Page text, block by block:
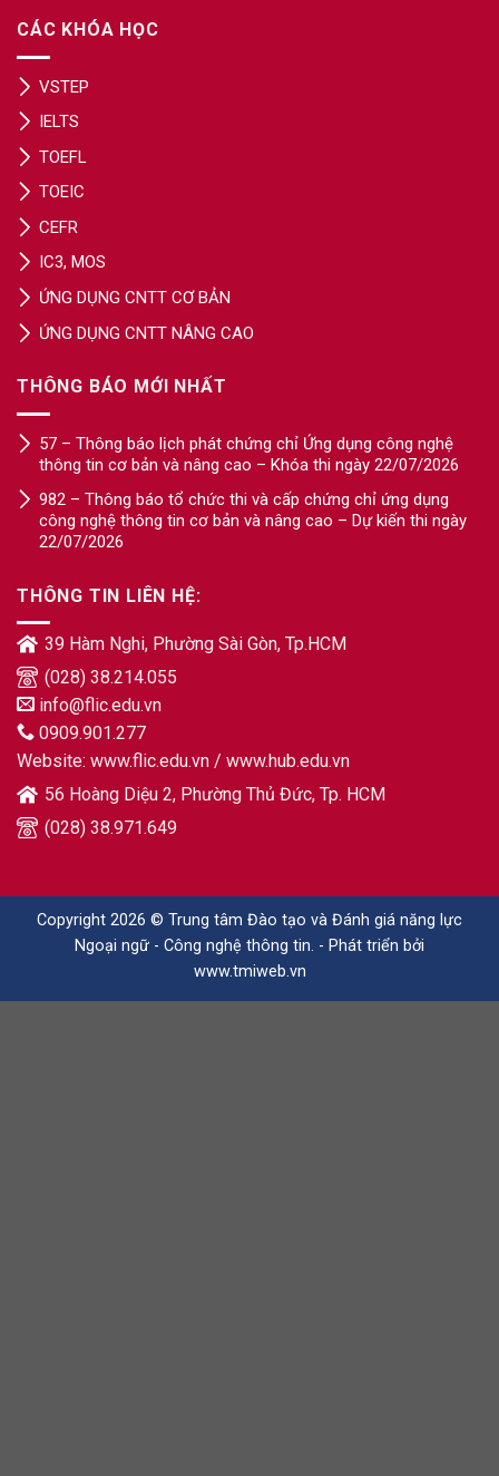
CÁC KHÓA HỌC
VSTEP
ỨNG DỤNG CNTT CƠ BẢN
ỨNG DỤNG CNTT NÂNG CAO
IC3, MOS
IELTS
TOEFL
TOEIC
CEFR
THÔNG BÁO MỚI NHẤT
57 – Thông báo lịch phát chứng chỉ Ứng dụng công nghệ
thông tin cơ bản và nâng cao – Khóa thi ngày 22/07/2026
982 – Thông báo tổ chức thi và cấp chứng chỉ ứng dụng
công nghệ thông tin cơ bản và nâng cao – Dự kiến thi ngày
22/07/2026
THÔNG TIN LIÊN HỆ:
39 Hàm Nghi, Phường Sài Gòn, Tp.HCM
(028) 38.214.055
info@flic.edu.vn
0909.901.277
Website: www.flic.edu.vn / www.hub.edu.vn
56 Hoàng Diệu 2, Phường Thủ Đức, Tp. HCM
(028) 38.971.649
Copyright 2026 © Trung tâm Đào tạo và Đánh giá năng lực
Ngoại ngữ - Công nghệ thông tin. - Phát triển bởi
www.tmiweb.vn